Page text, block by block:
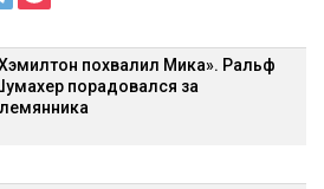
похвалил Мика». Ральф
порадовался за